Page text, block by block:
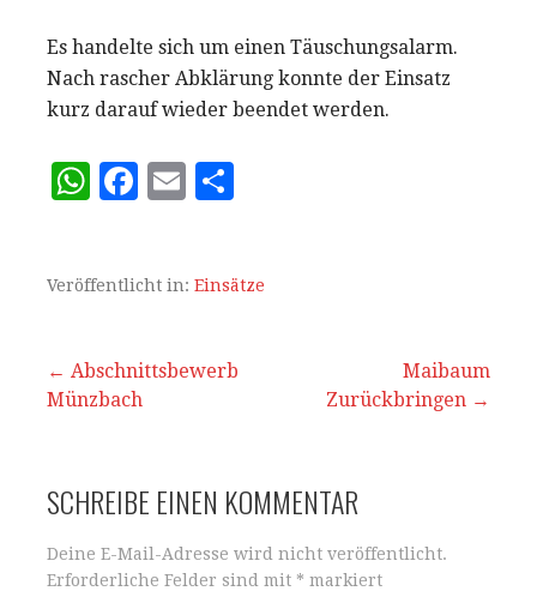
Es handelte sich um einen Täuschungsalarm.
Nach rascher Abklärung konnte der Einsatz
kurz darauf wieder beendet werden.
W
s
p
p
F
e
o
o
E
l
n
Veröffentlicht in: Einsätze
Beitrags-
← Abschnittsbewerb
Münzbach
Maibaum
Zurückbringen →
SCHREIBE EINEN KOMMENTAR
Deine E-Mail-Adresse wird nicht veröffentlicht.
Erforderliche Felder sind mit * markiert